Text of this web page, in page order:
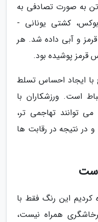
ای باشد. در المپیک 2004 آتن به صورت تصادفی به
کشتی یونانی -
و آبی داده شد. هر
قرمز پوشیده بود.
با ایجاد احساس تسلط
است. ورزشکاران با
توانند تهاجمی تر،
در نتیجه در رقابت ها
کردیم این رنگ فقط با
همراه نیست،